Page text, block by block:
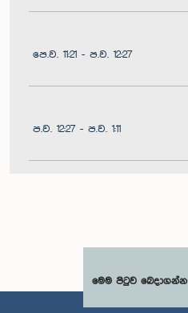
පෙ.ව. 11:21 - ප.ව. 12:27
ප.ව. 12:27 - ප.ව. 1:11
ප.ව. 1:22 - ප.ව. 1:29මෙම පිටුව බෙදාගන්න